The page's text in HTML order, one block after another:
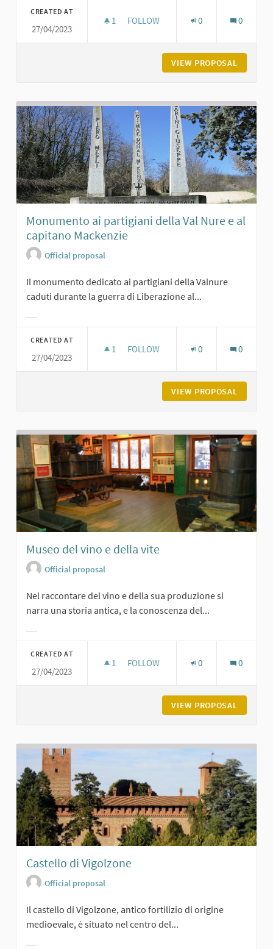
CREATED AT
27/04/2023
1 1 FOLLOWER
FOLLOW 0 0
VIEW PROPOSAL
Monumento ai partigiani della Val Nure e al
capitano Mackenzie
Official proposal
Il monumento dedicato ai partigiani della Valnure
caduti durante la guerra di Liberazione al...
CREATED AT
27/04/2023
1 1 FOLLOWER
FOLLOW 0 0
VIEW PROPOSAL
Museo del vino e della vite
Official proposal
Nel raccontare del vino e della sua produzione si
narra una storia antica, e la conoscenza del...
CREATED AT
27/04/2023
1 1 FOLLOWER
FOLLOW 0 0
VIEW PROPOSAL
Castello di Vigolzone
Official proposal
Il castello di Vigolzone, antico fortilizio di origine
medioevale, è situato nel centro del...